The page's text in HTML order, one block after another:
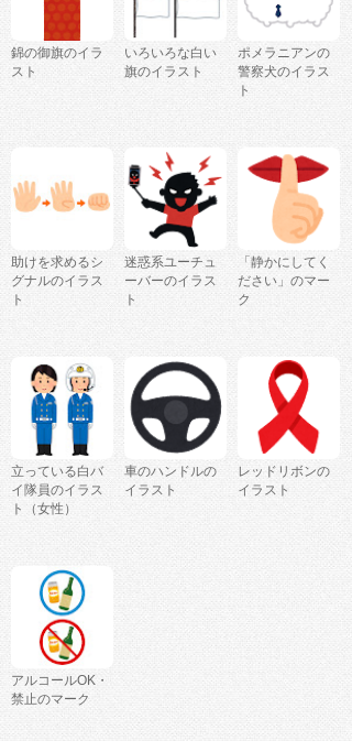
錦の御旗のイラ
スト
いろいろな白い
旗のイラスト
ポメラニアンの
警察犬のイラス
ト
助けを求めるシ
グナルのイラス
ト
迷惑系ユーチュ
ーバーのイラス
ト
「静かにしてく
ださい」のマー
ク
立っている白バ
イ隊員のイラス
ト（女性）
車のハンドルの
イラスト
レッドリボンの
イラスト
アルコールOK・
禁止のマーク